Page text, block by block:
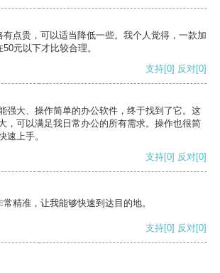
有点贵，可以适当降低一些。我个人觉得，一款加
元以下才比较合理。
支持[0] 反对[0]
强大、操作简单的办公软件，终于找到了它。这
，可以满足我日常办公的所有需求。操作也很简
速上手。
支持[0] 反对[0]
精准，让我能够快速到达目的地。
支持[0] 反对[0]